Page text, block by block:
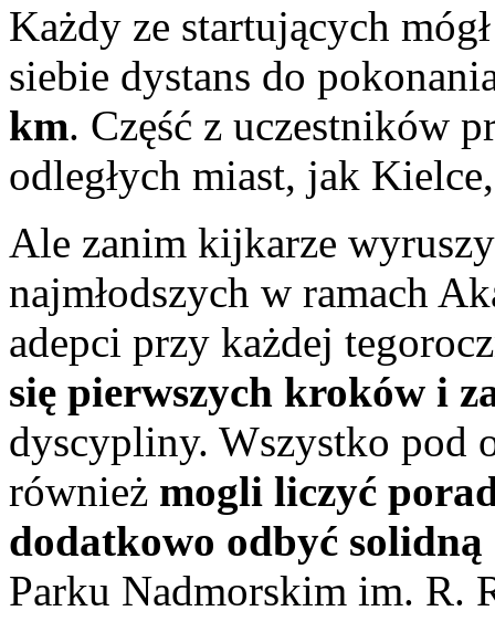
Każdy ze startujących
siebie dystans do
km. Część z uczestników
odległych miast, jak
Ale zanim kijkarze
najmłodszych w ramach
adepci przy każdej
się pierwszych kroków i
dyscypliny. Wszystko pod
również mogli liczyć
dodatkowo odbyć solidną
Parku Nadmorskim im. R.